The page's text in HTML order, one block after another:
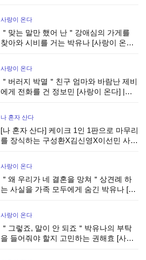
사랑이 온다
＂맞는 말만 했어 난＂강애심의 가게를
찾아와 시비를 거는 박유나 [사랑이 온다]
사랑이 온다
＂버러지 박멸＂친구 엄마와 바람난 제비
에게 전화를 건 정보민 [사랑이 온다] |
나 혼자 산다
[나 혼자 산다] 케이크 1인 1판으로 마무리
를 장식하는 구성환X김신영X이선민 사전
사랑이 온다
＂왜 우리가 네 결혼을 망쳐＂상견례 하
는 사실을 가족 모두에게 숨긴 박유나 [사
사랑이 온다
＂그렇죠, 말이 안 되죠＂박유나의 부탁
을 들어줘야 할지 고민하는 권해효 [사랑